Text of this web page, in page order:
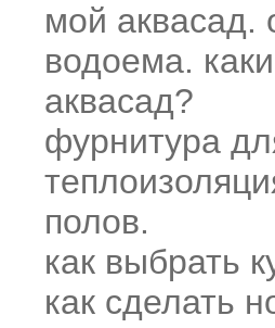
мой аквасад.
водоема.
аквасад?
фурнитура
полов.
как выбрать
как сделать